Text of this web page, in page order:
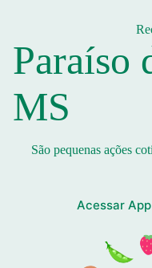
Paraíso
MS
São pequenas ações
Acessar App